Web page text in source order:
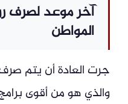
آخر موعد لصرف
المواطن
جرت العادة أن يتم
والذي هو من أقوى